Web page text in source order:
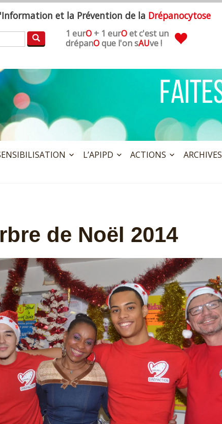
Information et la Prévention de la Drépanocytose
1 eurO + 1 eurOet c'est un
drépanOque l'on sAUve !
L’APIPD ACTIONS ARCHIVES
de Noël 2014